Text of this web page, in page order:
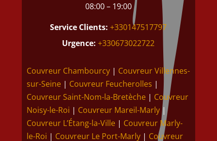
08:00 – 19:00
Service Clients: +330147517797
Urgence: +330673022722
Couvreur Chambourcy| Couvreur Villennes-
sur-Seine | Couvreur Feucherolles |
Couvreur Saint-Nom-la-Bretèche | Couvreur
Noisy-le-Roi | Couvreur Mareil-Marly|
Couvreur L’Étang-la-Ville | Couvreur Marly-
le-Roi | Couvreur Le Port-Marly| Couvreur